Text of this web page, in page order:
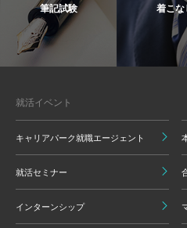
筆記試験 着こな
就活イベント
キャリアパーク就職エージェント
就活セミナー
インターンシップ